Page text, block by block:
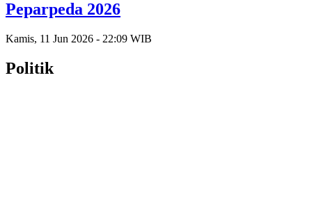
Peparpeda 2026
Kamis, 11 Jun 2026 - 22:09 WIB
Politik